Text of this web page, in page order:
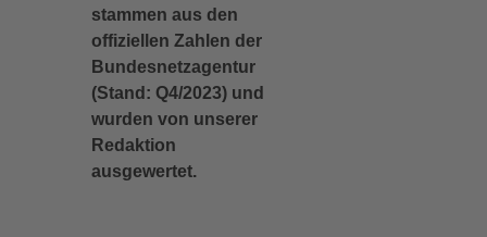
stammen aus den
offiziellen Zahlen der
Bundesnetzagentur
(Stand: Q4/2023) und
wurden von unserer
Redaktion
ausgewertet.